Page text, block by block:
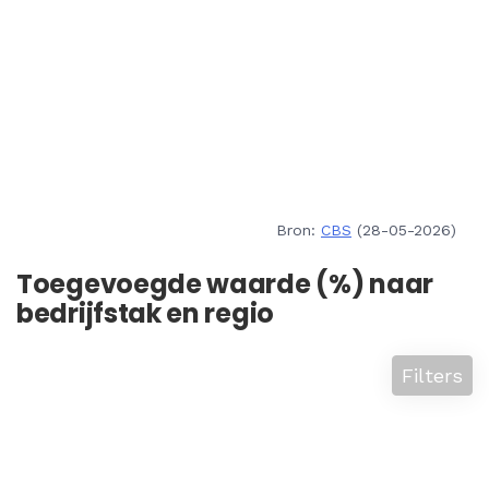
Bron: CBS (28-05-2026)
Toegevoegde waarde (%) naar
bedrijfstak en regio
Filters